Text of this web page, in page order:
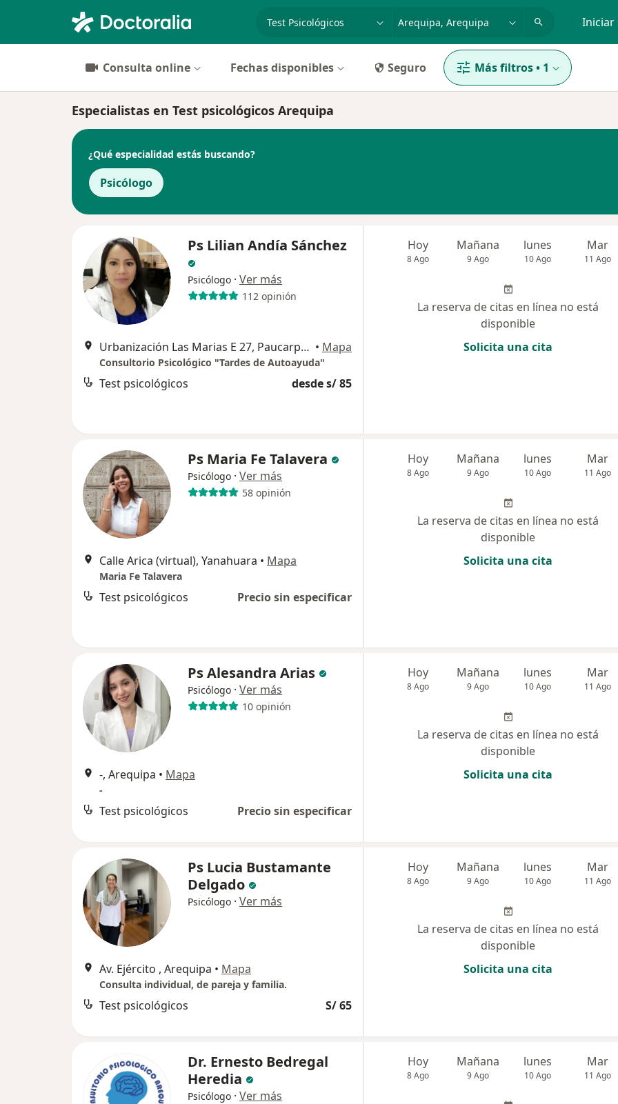
especialidad, enfermedad o nombre Iniciar
Consulta online Fechas disponibles Seguro Más filtros• 1
Especialistas en Test psicológicos Arequipa
¿Qué especialidad estás buscando?
Psicólogo
Ps Lilian Andía Sánchez
Psicólogo · Ver más
112 opinión
Urbanización Las Marias E 27, Paucarpata • Mapa
Consultorio Psicológico "Tardes de Autoayuda"
Test psicológicos desde s/ 85
Hoy
8 Ago
Mañana
9 Ago
lunes
10 Ago
Mar
11 Ago
La reserva de citas en línea no está
disponible
Solicita una cita
Ps Maria Fe Talavera
Psicólogo · Ver más
58 opinión
Calle Arica (virtual), Yanahuara • Mapa
Maria Fe Talavera
Test psicológicos Precio sin especificar
Hoy
8 Ago
Mañana
9 Ago
lunes
10 Ago
Mar
11 Ago
La reserva de citas en línea no está
disponible
Solicita una cita
Ps Alesandra Arias
Psicólogo · Ver más
10 opinión
-, Arequipa • Mapa
-
Test psicológicos Precio sin especificar
Hoy
8 Ago
Mañana
9 Ago
lunes
10 Ago
Mar
11 Ago
La reserva de citas en línea no está
disponible
Solicita una cita
Ps Lucia Bustamante
Delgado
Psicólogo · Ver más
Av. Ejército , Arequipa • Mapa
Consulta individual, de pareja y familia.
Test psicológicos S/ 65
Hoy
8 Ago
Mañana
9 Ago
lunes
10 Ago
Mar
11 Ago
La reserva de citas en línea no está
disponible
Solicita una cita
Dr. Ernesto Bedregal
Heredia
Psicólogo · Ver más
Hoy
8 Ago
Mañana
9 Ago
lunes
10 Ago
Mar
11 Ago